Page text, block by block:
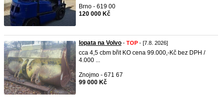
Brno - 619 00
120 000 Kč
lopata na Volvo - TOP - [7.8. 2026]
cca 4,5 cbm břit KO cena 99.000,-Kč bez DPH /
4.000 ...
Znojmo - 671 67
99 000 Kč